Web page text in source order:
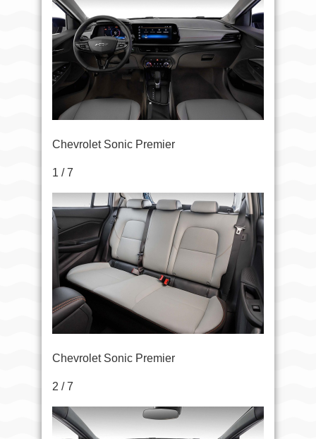
Chevrolet Sonic Premier
1 / 7
Chevrolet Sonic Premier
2 / 7